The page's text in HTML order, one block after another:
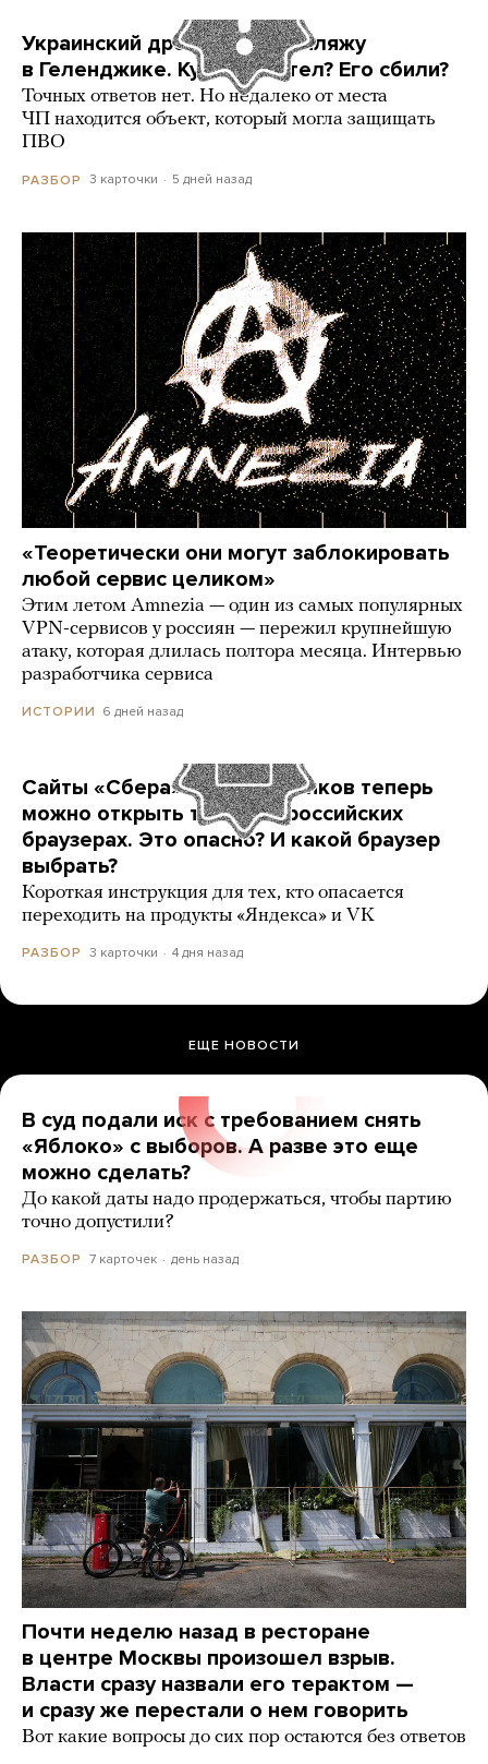
Украинский дрон попал по пляжу
в Геленджике. Куда он летел? Его сбили?
Точных ответов нет. Но недалеко от места
ЧП находится объект, который могла защищать
ПВО
РАЗБОР 3 карточки 5 дней назад
«Теоретически они могут заблокировать
любой сервис целиком»
Этим летом Amnezia — один из самых популярных
VPN-сервисов у россиян — пережил крупнейшую
атаку, которая длилась полтора месяца. Интервью
разработчика сервиса
ИСТОРИИ 6 дней назад
Сайты «Сбера» и других банков теперь
можно открыть только в российских
браузерах. Это опасно? И какой браузер
выбрать?
Короткая инструкция для тех, кто опасается
переходить на продукты «Яндекса» и VK
РАЗБОР 3 карточки 4 дня назад
ЕЩЕ НОВОСТИ
В суд подали иск с требованием снять
«Яблоко» с выборов. А разве это еще
можно сделать?
До какой даты надо продержаться, чтобы партию
точно допустили?
РАЗБОР 7 карточек день назад
Почти неделю назад в ресторане
в центре Москвы произошел взрыв.
Власти сразу назвали его терактом —
и сразу же перестали о нем говорить
Вот какие вопросы до сих пор остаются без ответов